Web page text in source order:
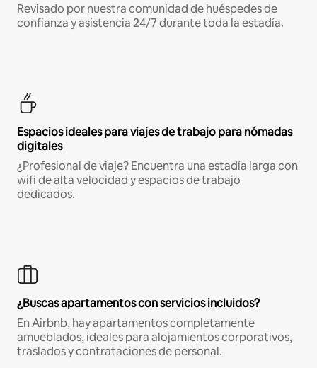
Revisado por nuestra comunidad de huéspedes de
confianza y asistencia 24/7 durante toda la estadía.
Espacios ideales para viajes de trabajo para nómadas
digitales
¿Profesional de viaje? Encuentra una estadía larga con
wifi de alta velocidad y espacios de trabajo
dedicados.
¿Buscas apartamentos con servicios incluidos?
En Airbnb, hay apartamentos completamente
amueblados, ideales para alojamientos corporativos,
traslados y contrataciones de personal.